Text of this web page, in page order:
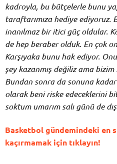
kadroyla, bu bütçelerle bunu
taraftarımıza hediye ediyoruz.
inanılmaz bir itici güç oldular.
de hep beraber olduk. En çok
Karşıyaka bunu hak ediyor.
şey kazanmış değiliz ama
Bundan sonra da sonuna kadar
olarak beni riske edeceklerini
soktum umarım salı günü de
Basketbol gündemindeki en
kaçırmamak için tıklayın!